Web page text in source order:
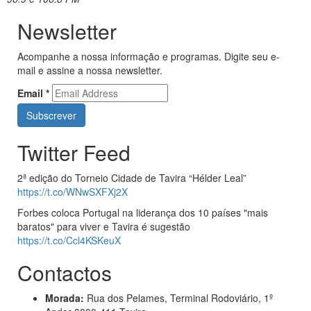
Newsletter
Acompanhe a nossa informação e programas. Digite seu e-
mail e assine a nossa newsletter.
Email *
Twitter Feed
2ª edição do Torneio Cidade de Tavira “Hélder Leal”
https://t.co/WNwSXFXj2X
Forbes coloca Portugal na liderança dos 10 países "mais
baratos" para viver e Tavira é sugestão
https://t.co/Ccl4KSKeuX
Contactos
Morada: Rua dos Pelames, Terminal Rodoviário, 1º